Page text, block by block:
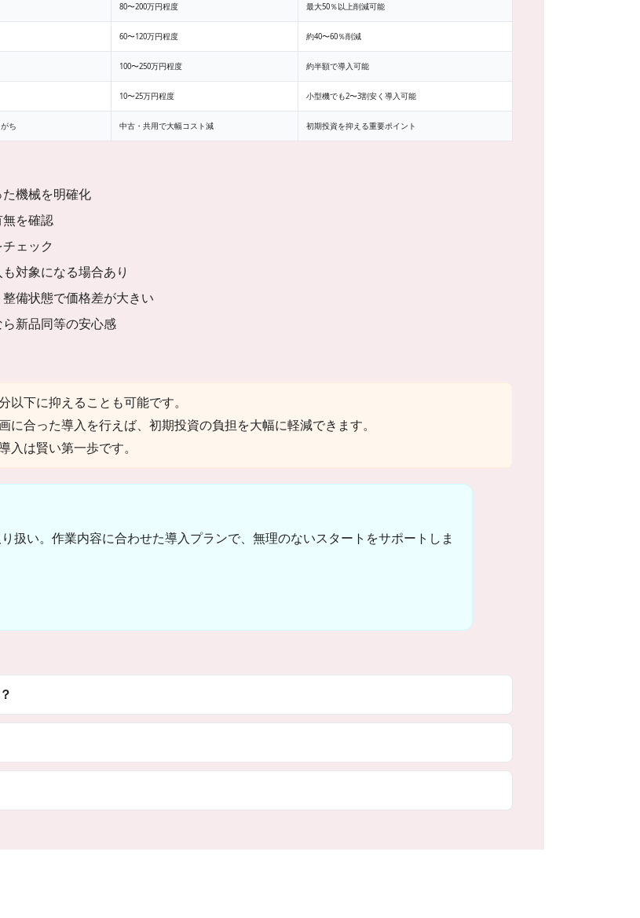
80〜200万円程度 最大50％以上削減可能
60〜120万円程度 約40〜60％削減
100〜250万円程度 約半額で導入可能
10〜25万円程度 小型機でも2〜3割安く導入可能
ち 中古・共用で大幅コスト減 初期投資を抑える重要ポイント
機械を明確化
を確認
ェック
対象になる場合あり
備状態で価格差が大きい
新品同等の安心感
下に抑えることも可能です。
合った導入を行えば、初期投資の負担を大幅に軽減できます。
は賢い第一歩です。
扱い。作業内容に合わせた導入プランで、無理のないスタートをサポートしま